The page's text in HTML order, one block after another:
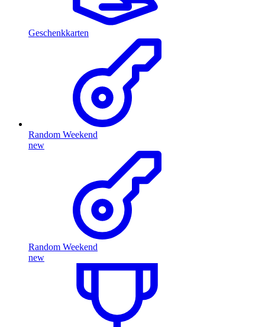
Geschenkkarten
Random Weekend
new
Random Weekend
new